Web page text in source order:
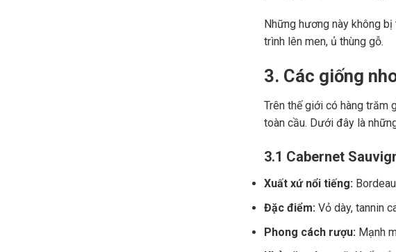
Những hương này không
trình lên men, ủ thùng gỗ.
3. Các giống
Trên thế giới có hàng trăm
toàn cầu. Dưới đây là
3.1 Cabernet
Xuất xứ nổi tiếng:
Đặc điểm:Vỏ dày, tannin
Phong cách rượu: Mạnh